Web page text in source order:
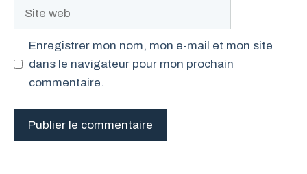
Enregistrer mon nom, mon e-mail et mon site
dans le navigateur pour mon prochain
commentaire.